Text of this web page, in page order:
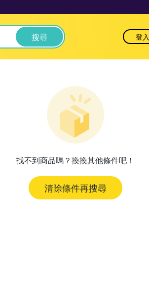
搜尋 登入
找不到商品嗎？換換其他條件吧！
清除條件再搜尋